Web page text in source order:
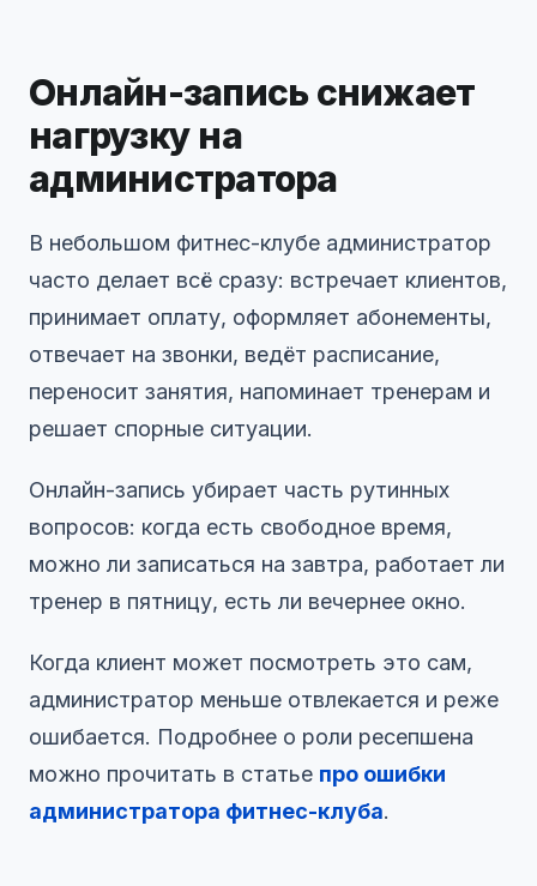
Онлайн-запись снижает
нагрузку на
администратора
В небольшом фитнес-клубе администратор
часто делает всё сразу: встречает клиентов,
принимает оплату, оформляет абонементы,
отвечает на звонки, ведёт расписание,
переносит занятия, напоминает тренерам и
решает спорные ситуации.
Онлайн-запись убирает часть рутинных
вопросов: когда есть свободное время,
можно ли записаться на завтра, работает ли
тренер в пятницу, есть ли вечернее окно.
Когда клиент может посмотреть это сам,
администратор меньше отвлекается и реже
ошибается. Подробнее о роли ресепшена
можно прочитать в статье про ошибки
администратора фитнес-клуба.